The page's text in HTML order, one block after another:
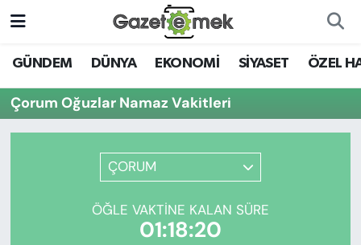
GÜNDEM DÜNYA EKONOMİ SİYASET ÖZEL
Çorum Oğuzlar Namaz Vakitleri
ÇORUM
ÖĞLE VAKTINE KALAN SÜRE
01:18:20
DÜNYA
EKONOMİ
YENİ MEDYADA EMEK
GAZETECİLİĞİNİ GELİŞTİRMEK
Nöbetçi Eczaneler
Hava Durumu
Trafik Durumu
Süper Lig Puan Durumu ve Fikstür